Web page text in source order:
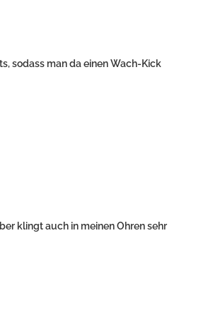
sodass man da einen Wach-Kick
klingt auch in meinen Ohren sehr